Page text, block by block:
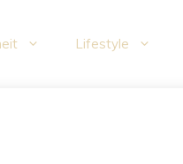
Lifestyle